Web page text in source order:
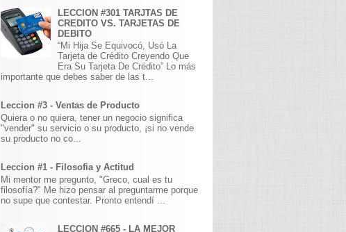
LECCION #301 TARJTAS DE
CREDITO VS. TARJETAS DE
DEBITO
“Mi Hija Se Equivocó, Usó La
Tarjeta de Crédito Creyendo Que
Era Su Tarjeta De Crédito” Lo más
importante que debes saber de las t...
Leccion #3 - Ventas de Producto
Quiera o no quiera, tener un negocio significa
"vender" su servicio o su producto, ¡si no vende
su producto no co...
Leccion #1 - Filosofia y Actitud
Mi mentor me pregunto, "Greco, cual es tu
filosofía?" Me hizo pensar al preguntarme porque
no supe que contestar. Pronto entendí ...
LECCION #665 - LA MEJOR